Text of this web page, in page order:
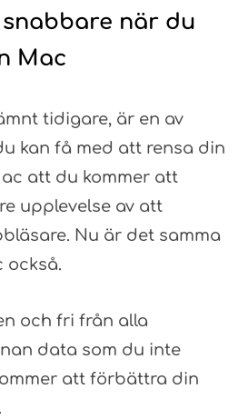
när du
Mac
tidigare, är en av
kan få med att rensa din
att du kommer att
upplevelse av att
Nu är det samma
också.
och fri från alla
data som du inte
att förbättra din